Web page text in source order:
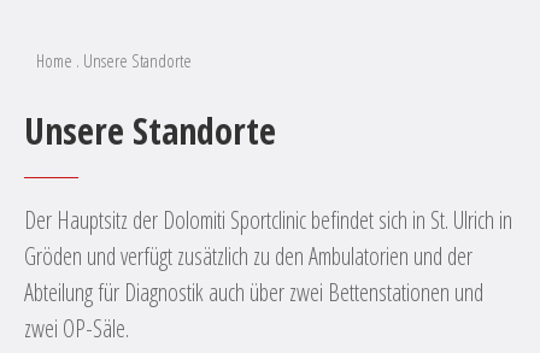
Home . Unsere Standorte
Unsere Standorte
Der Hauptsitz der Dolomiti Sportclinic befindet sich in St. Ulrich in
Gröden und verfügt zusätzlich zu den Ambulatorien und der
Abteilung für Diagnostik auch über zwei Bettenstationen und
zwei OP-Säle.